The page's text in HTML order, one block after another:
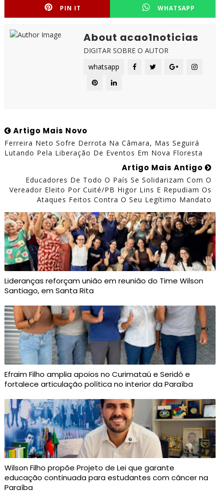
PIN IT WHATSAPP
About acao1noticias
DIGITAR SOBRE O AUTOR
whatsapp
Artigo Mais Novo
Ferreira Neto Sofre Derrota Na Câmara, Mas Seguirá
Lutando Pela Liberação De Eventos Em Nova Floresta
Artigo Mais Antigo
Educadores De Todo O País Se Solidarizam Com O
Vereador Eleito Por Cuité/PB Higor Lins E Repudiam Os
Ataques Feitos Contra O Seu Legítimo Mandato
Lideranças reforçam união em reunião do Time Wilson
Santiago, em Santa Rita
Efraim Filho amplia apoios no Curimataú e Seridó e
fortalece articulação política no interior da Paraíba
Wilson Filho propõe Projeto de Lei que garante
educação continuada para estudantes com câncer na
Paraíba